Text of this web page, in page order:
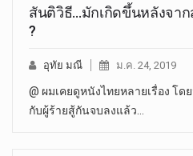
สันติวิธี…มักเกิดขึ้นหลังจาก
?
อุทัย มณี ม.ค. 24, 2019
@ ผมเคยดูหนังไทยหลายเรื่อง โ
กับผู้ร้ายสู้กันจบลงแล้ว…